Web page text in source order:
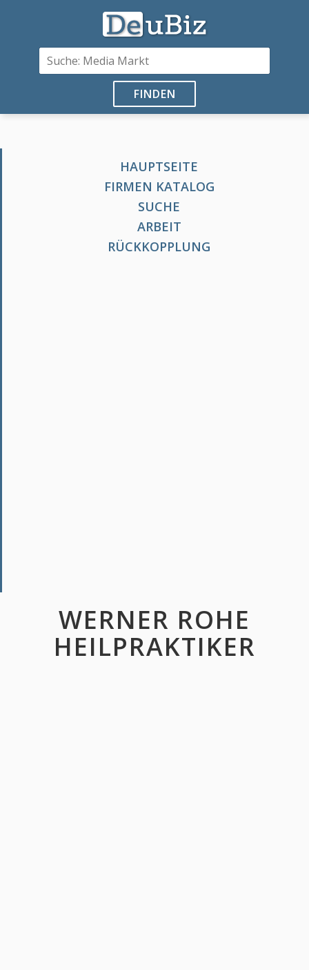
FINDEN
HAUPTSEITE
FIRMEN KATALOG
SUCHE
ARBEIT
RÜCKKOPPLUNG
WERNER ROHE
HEILPRAKTIKER